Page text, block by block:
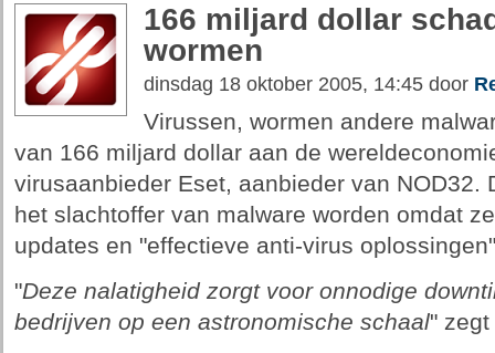
166 miljard dollar
wormen
dinsdag 18 oktober 2005, 14:45 door
Virussen, wormen andere
van 166 miljard dollar aan de
virusaanbieder Eset, aanbieder van NOD32.
het slachtoffer van malware worden omdat
updates en "effectieve anti-virus
"Deze nalatigheid zorgt voor onnodige
bedrijven op een astronomische schaal"